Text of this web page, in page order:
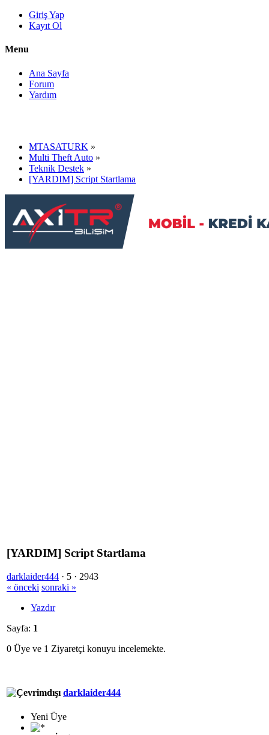
Giriş Yap
Kayıt Ol
Menu
Ana Sayfa
Forum
Yardım
MTASATURK »
Multi Theft Auto »
Teknik Destek »
[YARDIM] Script Startlama
[YARDIM] Script Startlama
darklaider444 · 5 · 2943
« önceki sonraki »
Yazdır
Sayfa: 1
0 Üye ve 1 Ziyaretçi konuyu incelemekte.
darklaider444
Yeni Üye